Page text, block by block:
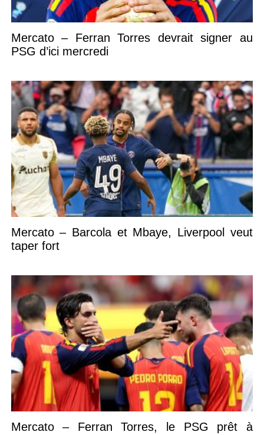
Mercato – Ferran Torres devrait signer au
PSG d’ici mercredi
Mercato – Barcola et Mbaye, Liverpool veut
taper fort
Mercato – Ferran Torres, le PSG prêt à